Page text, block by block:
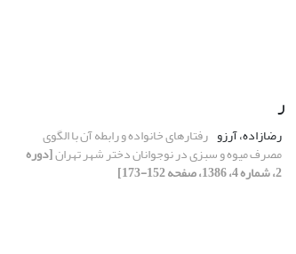
ر
رضازاده، آرزو رفتارهای خانواده و رابطه آن با الگوی
مصرف میوه و سبزی در نوجوانان دختر شهر تهران[دوره
2، شماره 4، 1386، صفحه 152-173]